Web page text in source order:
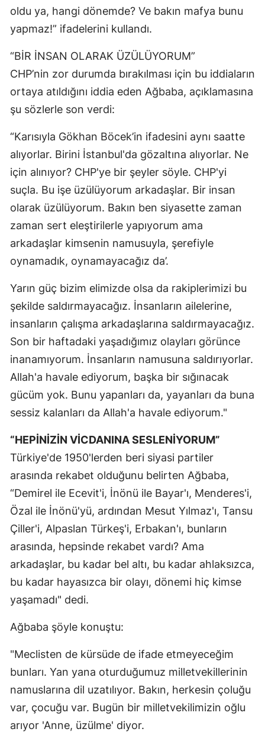
oldu ya, hangi dönemde? Ve bakın mafya bunu
yapmaz!” ifadelerini kullandı.
“BİR İNSAN OLARAK ÜZÜLÜYORUM”
CHP’nin zor durumda bırakılması için bu iddiaların
ortaya atıldığını iddia eden Ağbaba, açıklamasına
şu sözlerle son verdi:
“Karısıyla Gökhan Böcek’in ifadesini aynı saatte
alıyorlar. Birini İstanbul'da gözaltına alıyorlar. Ne
için alınıyor? CHP'ye bir şeyler söyle. CHP'yi
suçla. Bu işe üzülüyorum arkadaşlar. Bir insan
olarak üzülüyorum. Bakın ben siyasette zaman
zaman sert eleştirilerle yapıyorum ama
arkadaşlar kimsenin namusuyla, şerefiyle
oynamadık, oynamayacağız da’.
Yarın güç bizim elimizde olsa da rakiplerimizi bu
şekilde saldırmayacağız. İnsanların ailelerine,
insanların çalışma arkadaşlarına saldırmayacağız.
Son bir haftadaki yaşadığımız olayları görünce
inanamıyorum. İnsanların namusuna saldırıyorlar.
Allah'a havale ediyorum, başka bir sığınacak
gücüm yok. Bunu yapanları da, yayanları da buna
sessiz kalanları da Allah'a havale ediyorum."
“HEPİNİZİN VİCDANINA SESLENİYORUM”
Türkiye'de 1950'lerden beri siyasi partiler
arasında rekabet olduğunu belirten Ağbaba,
“Demirel ile Ecevit'i, İnönü ile Bayar'ı, Menderes'i,
Özal ile İnönü'yü, ardından Mesut Yılmaz'ı, Tansu
Çiller'i, Alpaslan Türkeş'i, Erbakan'ı, bunların
arasında, hepsinde rekabet vardı? Ama
arkadaşlar, bu kadar bel altı, bu kadar ahlaksızca,
bu kadar hayasızca bir olayı, dönemi hiç kimse
yaşamadı" dedi.
Ağbaba şöyle konuştu:
"Meclisten de kürsüde de ifade etmeyeceğim
bunları. Yan yana oturduğumuz milletvekillerinin
namuslarına dil uzatılıyor. Bakın, herkesin çoluğu
var, çocuğu var. Bugün bir milletvekilimizin oğlu
arıyor 'Anne, üzülme' diyor.